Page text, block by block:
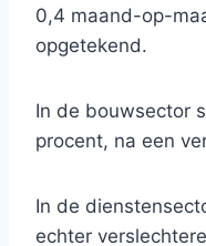
0,4 maand-op-
opgetekend.
In de bouwsector
procent, na een
In de
echter